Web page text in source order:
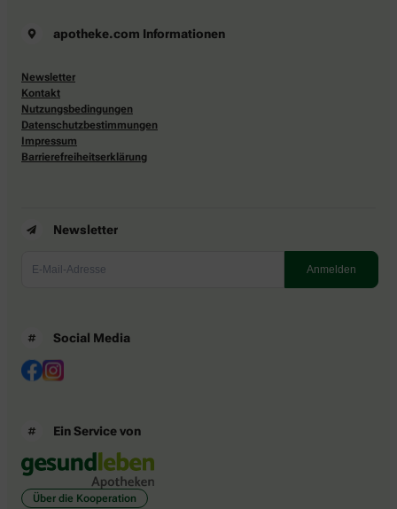
apotheke.com Informationen
Newsletter
Kontakt
Nutzungsbedingungen
Datenschutzbestimmungen
Impressum
Barrierefreiheitserklärung
Newsletter
Social Media
Ein Service von
Über die Kooperation